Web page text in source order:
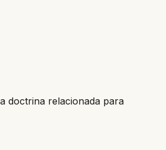
doctrina relacionada para